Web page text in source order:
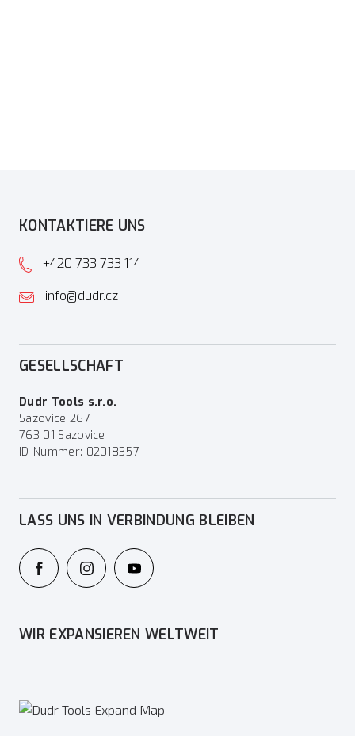
KONTAKTIERE UNS
+420 733 733 114
info@dudr.cz
GESELLSCHAFT
Dudr Tools s.r.o.
Sazovice 267
763 01 Sazovice
ID-Nummer: 02018357
LASS UNS IN VERBINDUNG BLEIBEN
WIR EXPANSIEREN WELTWEIT